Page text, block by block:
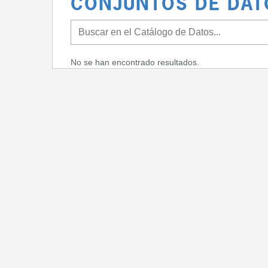
CONJUNTOS DE
No se han encontrado resultados.